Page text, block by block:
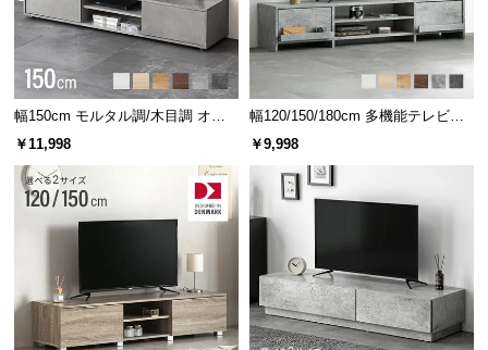
幅150cm モルタル調/木目調 オー
プン収納・扉収納付きテレビボー
￥11,998
幅120/150/180cm 多機能テレビボ
ード 木目/石目調 オープン収納・
￥9,998